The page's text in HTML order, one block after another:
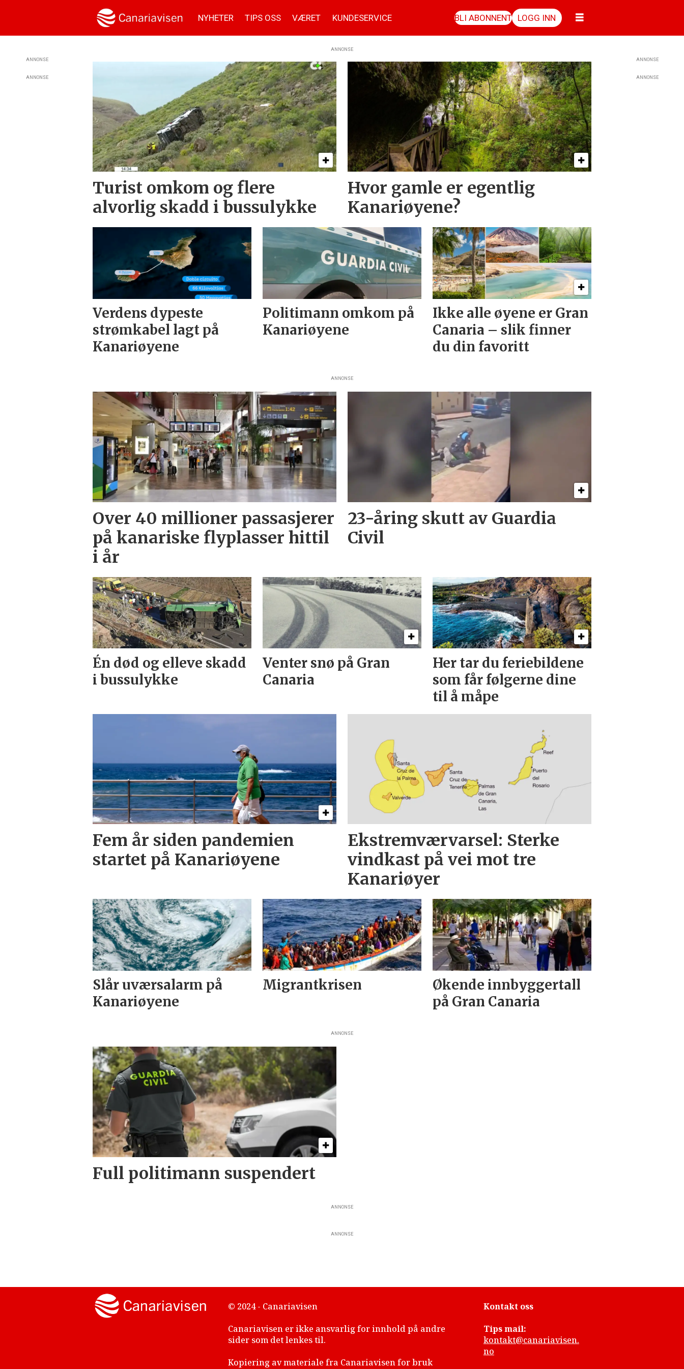
NYHETER TIPS OSS VÆRET KUNDESERVICE BLI ABONNENT LOGG INN
Tag:
ANNONSE
Turist omkom og flere
alvorlig skadd i bussulykke
Hvor gamle er egentlig
Kanariøyene?
Verdens dypeste
strømkabel lagt på
Kanariøyene
Politimann omkom på
Kanariøyene
Ikke alle øyene er Gran
Canaria – slik finner
du din favoritt
ANNONSE
Over 40 millioner passasjerer
på kanariske flyplasser hittil
i år
23-åring skutt av Guardia
Civil
Én død og elleve skadd
i bussulykke
Venter snø på Gran
Canaria
Her tar du feriebildene
som får følgerne dine
til å måpe
Fem år siden pandemien
startet på Kanariøyene
Ekstremværvarsel: Sterke
vindkast på vei mot tre
Kanariøyer
Slår uværsalarm på
Kanariøyene
Migrantkrisen
Økende innbyggertall
på Gran Canaria
ANNONSE
Full politimann suspendert
ANNONSE
ANNONSE
ANNONSE
ANNONSE
ANNONSE
ANNONSE
© 2024 - Canariavisen
Canariavisen er ikke ansvarlig for innhold på andre
sider som det lenkes til.
Kopiering av materiale fra Canariavisen for bruk
Kontakt oss
Tips mail:
kontakt@canariavisen.
no